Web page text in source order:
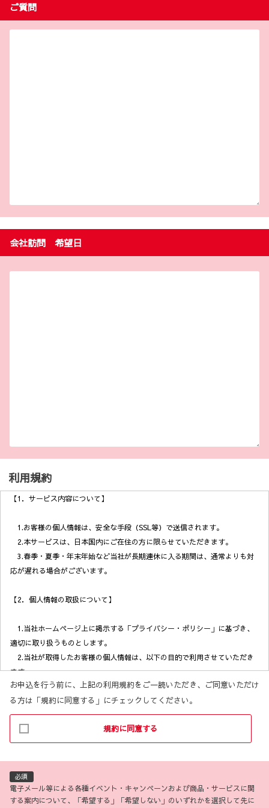
ご質問
会社訪問 希望日
利用規約
【1．サービス内容について】
1.お客様の個人情報は、安全な手段（SSL等）で送信されます。
2.本サービスは、日本国内にご在住の方に限らせていただきます。
3.春季・夏季・年末年始など当社が長期連休に入る期間は、通常よりも対
応が遅れる場合がございます。
【2．個人情報の取扱について】
1.当社ホームページ上に掲示する「プライバシー・ポリシー」に基づき、
適切に取り扱うものとします。
2.当社が取得したお客様の個人情報は、以下の目的で利用させていただき
ます。
(1)お客様リクエストに対応するにあたって問題が発生した場合の確認・
連絡
(2)お客様から照会があった場合のリクエスト情報の確認
(3)お客様に不利益を与えないために行う、お客様に対する迅速なご連絡
（電子メール、電話、郵送によるご連絡）
(5)商品の企画・開発あるいはお客様満足向上策などの検討のためのお客
様アンケート調査の実施
お申込を行う前に、上記の利用規約をご一読いただき、ご同意いただけ
る方は「規約に同意する」にチェックしてください。
規約に同意する
必須
電子メール等による各種イベント・キャンペーンおよび商品・サービスに関
する案内について、「希望する」「希望しない」のいずれかを選択して先に